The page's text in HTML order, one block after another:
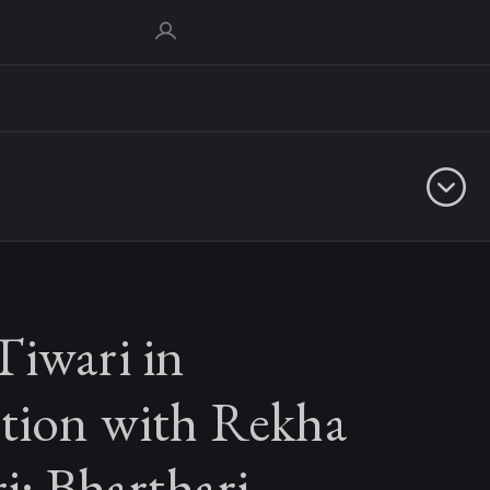
in
with Rekha